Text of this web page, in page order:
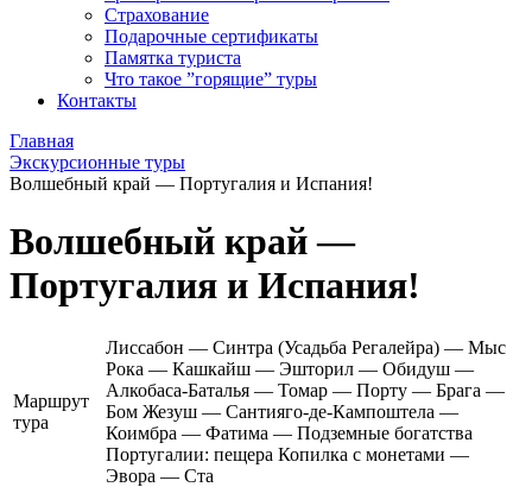
Страхование
Подарочные сертификаты
Памятка туриста
Что такое ”горящие” туры
Контакты
Главная
Экскурсионные туры
Волшебный край — Португалия и Испания!
Волшебный край —
Португалия и Испания!
Маршрут
тура
Лиссабон — Синтра (Усадьба Регалейра) — Мыс
Рока — Кашкайш — Эшторил — Обидуш —
Алкобаса-Баталья — Томар — Порту — Брага —
Бом Жезуш — Сантияго-де-Кампоштела —
Коимбра — Фатима — Подземные богатства
Португалии: пещера Копилка с монетами —
Эвора — Ста